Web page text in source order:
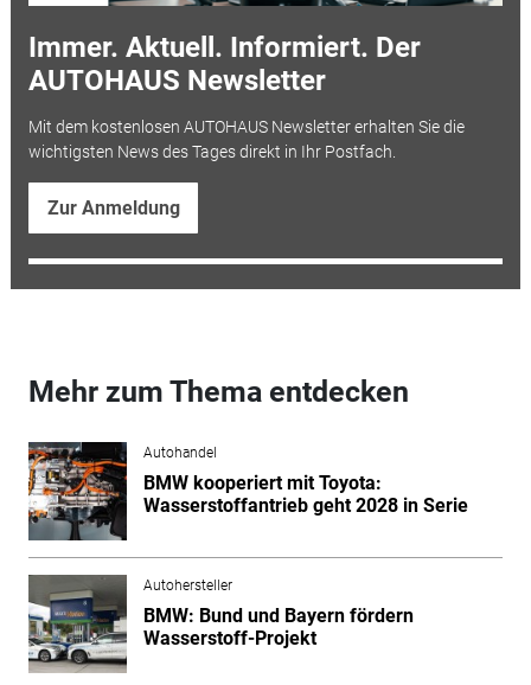
Immer. Aktuell. Informiert. Der
AUTOHAUS Newsletter
Mit dem kostenlosen AUTOHAUS Newsletter erhalten Sie die
wichtigsten News des Tages direkt in Ihr Postfach.
Zur Anmeldung
Mehr zum Thema entdecken
Autohandel
BMW kooperiert mit Toyota:
Wasserstoffantrieb geht 2028 in Serie
Autohersteller
BMW: Bund und Bayern fördern
Wasserstoff-Projekt